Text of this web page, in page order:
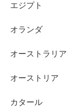
エジプト
オランダ
オーストラリア
オーストリア
カタール